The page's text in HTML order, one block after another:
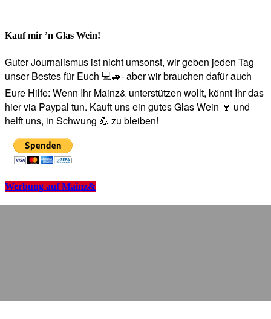
Kauf mir ’n Glas Wein!
Guter Journalismus ist nicht umsonst, wir geben jeden Tag
unser Bestes für Euch 💻🚙- aber wir brauchen dafür auch
Eure Hilfe: Wenn Ihr Mainz& unterstützen wollt, könnt Ihr das
hier via Paypal tun. Kauft uns ein gutes Glas Wein 🍷 und
helft uns, in Schwung 💪 zu bleiben!
Werbung auf Mainz&